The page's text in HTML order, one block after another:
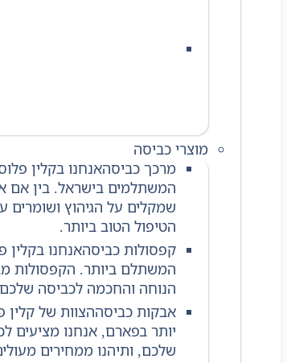
מוצרי כביסה
מרכך כביסהאנחנו בקלין
המשתלמים בישראל. בין אם
שמקלים על הגיהוץ ושומרים
הטיפול הטוב ביותר.
קפסולות כביסהאנחנו
המשתלם ביותר. הקפסולות
הנוחה והחכמה לכביסה שלכם
אבקות כביסההצוות של
יותר בפארם, אנחנו מציעים
שלכם, ותיהנו ממחירים